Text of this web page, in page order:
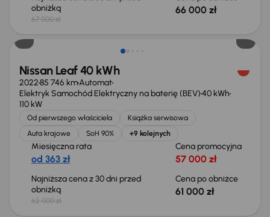
obniżką
67 000 zł
66 000 zł
Taniej o 1 000 zł
Nissan Leaf 40 kWh
202285 746 kmAutomat
Elektryk Samochód Elektryczny na baterię (BEV)40 kWh
110 kW
Od pierwszego właściciela
Książka serwisowa
Auta krajowe
SoH 90% +9 kolejnych
Miesięczna rata
od 363 zł
Cena promocyjna
57 000 zł
Najniższa cena z 30 dni przed
obniżką
62 000 zł
Cena po obniżce
61 000 zł
Możliwość odliczenia VAT